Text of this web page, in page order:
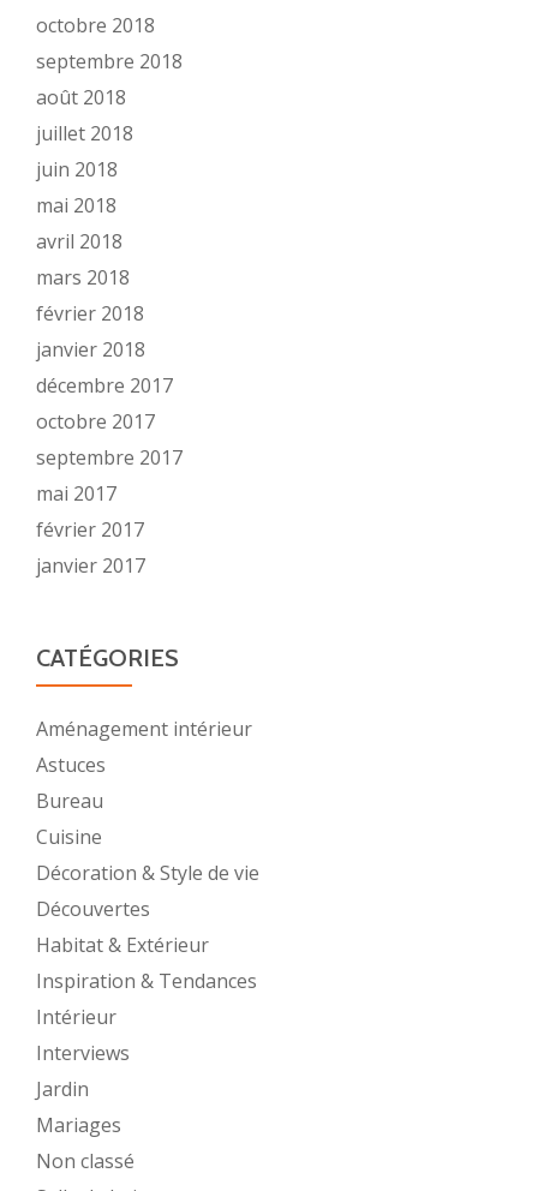
octobre 2018
septembre 2018
août 2018
juillet 2018
juin 2018
mai 2018
avril 2018
mars 2018
février 2018
janvier 2018
décembre 2017
octobre 2017
septembre 2017
mai 2017
février 2017
janvier 2017
CATÉGORIES
Aménagement intérieur
Astuces
Bureau
Cuisine
Décoration & Style de vie
Découvertes
Habitat & Extérieur
Inspiration & Tendances
Intérieur
Interviews
Jardin
Mariages
Non classé